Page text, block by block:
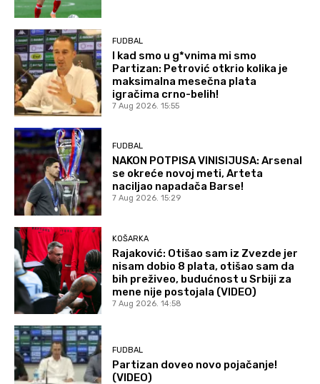
FUDBAL
I kad smo u g*vnima mi smo
Partizan: Petrović otkrio kolika je
maksimalna mesečna plata
igračima crno-belih!
7 Aug 2026. 15:55
FUDBAL
NAKON POTPISA VINISIJUSA: Arsenal
se okreće novoj meti, Arteta
naciljao napadača Barse!
7 Aug 2026. 15:29
KOŠARKA
Rajaković: Otišao sam iz Zvezde jer
nisam dobio 8 plata, otišao sam da
bih preživeo, budućnost u Srbiji za
mene nije postojala (VIDEO)
7 Aug 2026. 14:58
FUDBAL
Partizan doveo novo pojačanje!
(VIDEO)